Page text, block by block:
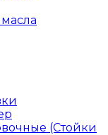
(Стойки